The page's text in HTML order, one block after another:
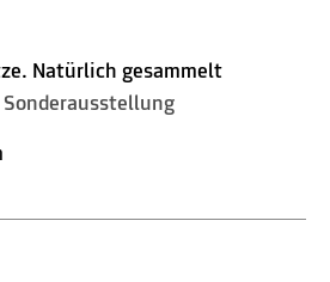
Natürlich gesammelt